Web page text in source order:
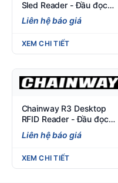
Sled Reader - Đầu đọc
RFID Bluetooth cho điện
thoại
Liên hệ báo giá
XEM CHI TIẾT
Chainway R3 Desktop
RFID Reader - Đầu đọc
UHF chuyên dụng cho bàn
làm việc
Liên hệ báo giá
XEM CHI TIẾT